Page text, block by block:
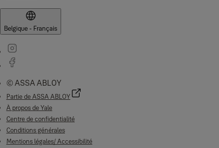
Belgique - Français
© ASSA ABLOY
Partie de ASSA ABLOY
À propos de Yale
Centre de confidentialité
Conditions générales
Mentions légales/ Accessibilité